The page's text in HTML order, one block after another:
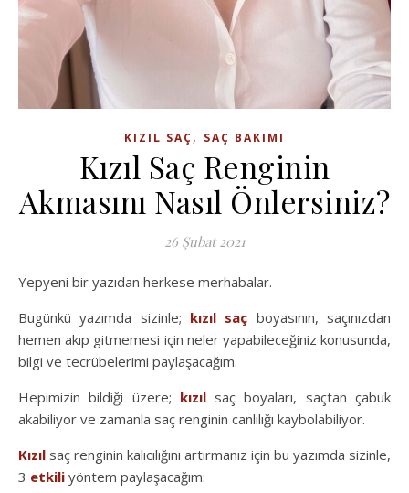
KIZIL SAÇ, SAÇ BAKIMI
Kızıl Saç Renginin
Akmasını Nasıl Önlersiniz?
26 Şubat 2021
Yepyeni bir yazıdan herkese merhabalar.
Bugünkü yazımda sizinle; kızıl saç boyasının, saçınızdan
hemen akıp gitmemesi için neler yapabileceğiniz konusunda,
bilgi ve tecrübelerimi paylaşacağım.
Hepimizin bildiği üzere; kızılsaç boyaları, saçtan çabuk
akabiliyor ve zamanla saç renginin canlılığı kaybolabiliyor.
Kızıl saç renginin kalıcılığını artırmanız için bu yazımda sizinle,
3 etkili yöntem paylaşacağım: